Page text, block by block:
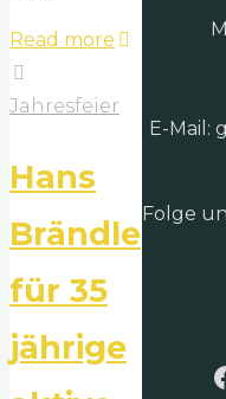
Read more
Jahresfeier
Hans
Brändle
für 35
jährige
E-Mail:
Folge